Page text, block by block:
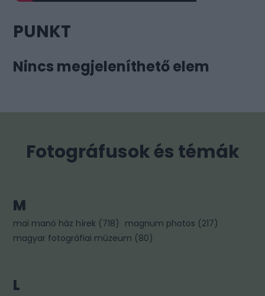
PUNKT
Nincs megjeleníthető elem
Fotográfusok és témák
M
mai manó ház hírek (718) magnum photos (217)
magyar fotográfiai múzeum (80)
L